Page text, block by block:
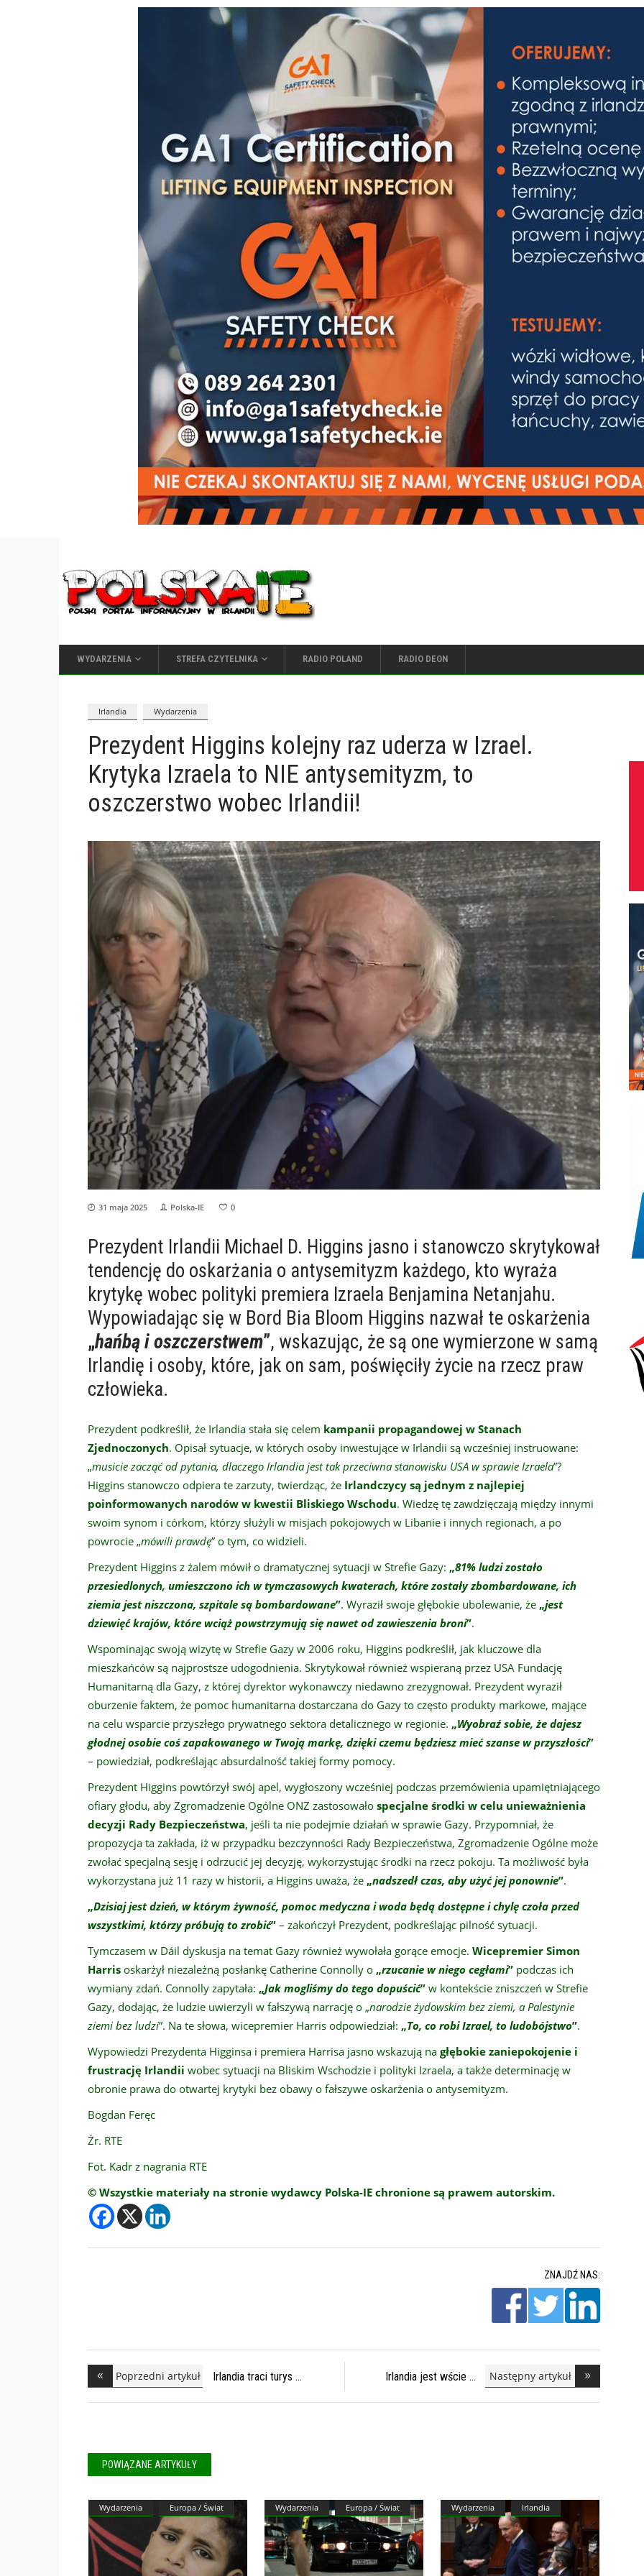
WYDARZENIA STREFA CZYTELNIKA RADIO POLAND RADIO DEON
Irlandia Wydarzenia
Prezydent Higgins kolejny raz uderza w Izrael.
Krytyka Izraela to NIE antysemityzm, to
oszczerstwo wobec Irlandii!
31 maja 2025 Polska-IE 0
Prezydent Irlandii Michael D. Higgins jasno i stanowczo skrytykował
tendencję do oskarżania o antysemityzm każdego, kto wyraża
krytykę wobec polityki premiera Izraela Benjamina Netanjahu.
Wypowiadając się w Bord Bia Bloom Higgins nazwał te oskarżenia
„hańbą i oszczerstwem”, wskazując, że są one wymierzone w samą
Irlandię i osoby, które, jak on sam, poświęciły życie na rzecz praw
człowieka.
Prezydent podkreślił, że Irlandia stała się celem kampanii propagandowej w Stanach
Zjednoczonych. Opisał sytuacje, w których osoby inwestujące w Irlandii są wcześniej instruowane:
„musicie zacząć od pytania, dlaczego Irlandia jest tak przeciwna stanowisku USA w sprawie Izraela”?
Higgins stanowczo odpiera te zarzuty, twierdząc, że Irlandczycy są jednym z najlepiej
poinformowanych narodów w kwestii Bliskiego Wschodu. Wiedzę tę zawdzięczają między innymi
swoim synom i córkom, którzy służyli w misjach pokojowych w Libanie i innych regionach, a po
powrocie „mówili prawdę” o tym, co widzieli.
Prezydent Higgins z żalem mówił o dramatycznej sytuacji w Strefie Gazy: „81% ludzi zostało
przesiedlonych, umieszczono ich w tymczasowych kwaterach, które zostały zbombardowane, ich
ziemia jest niszczona, szpitale są bombardowane”. Wyraził swoje głębokie ubolewanie, że „jest
dziewięć krajów, które wciąż powstrzymują się nawet od zawieszenia broni”.
Wspominając swoją wizytę w Strefie Gazy w 2006 roku, Higgins podkreślił, jak kluczowe dla
mieszkańców są najprostsze udogodnienia. Skrytykował również wspieraną przez USA Fundację
Humanitarną dla Gazy, z której dyrektor wykonawczy niedawno zrezygnował. Prezydent wyraził
oburzenie faktem, że pomoc humanitarna dostarczana do Gazy to często produkty markowe, mające
na celu wsparcie przyszłego prywatnego sektora detalicznego w regionie. „Wyobraź sobie, że dajesz
głodnej osobie coś zapakowanego w Twoją markę, dzięki czemu będziesz mieć szanse w przyszłości”
– powiedział, podkreślając absurdalność takiej formy pomocy.
Prezydent Higgins powtórzył swój apel, wygłoszony wcześniej podczas przemówienia upamiętniającego
ofiary głodu, aby Zgromadzenie Ogólne ONZ zastosowało specjalne środki w celu unieważnienia
decyzji Rady Bezpieczeństwa, jeśli ta nie podejmie działań w sprawie Gazy. Przypomniał, że
propozycja ta zakłada, iż w przypadku bezczynności Rady Bezpieczeństwa, Zgromadzenie Ogólne może
zwołać specjalną sesję i odrzucić jej decyzję, wykorzystując środki na rzecz pokoju. Ta możliwość była
wykorzystana już 11 razy w historii, a Higgins uważa, że „nadszedł czas, aby użyć jej ponownie”.
„Dzisiaj jest dzień, w którym żywność, pomoc medyczna i woda będą dostępne i chylę czoła przed
wszystkimi, którzy próbują to zrobić” – zakończył Prezydent, podkreślając pilność sytuacji.
Tymczasem w Dáil dyskusja na temat Gazy również wywołała gorące emocje. Wicepremier Simon
Harris oskarżył niezależną posłankę Catherine Connolly o „rzucanie w niego cegłami” podczas ich
wymiany zdań. Connolly zapytała: „Jak mogliśmy do tego dopuścić” w kontekście zniszczeń w Strefie
Gazy, dodając, że ludzie uwierzyli w fałszywą narrację o „narodzie żydowskim bez ziemi, a Palestynie
ziemi bez ludzi”. Na te słowa, wicepremier Harris odpowiedział: „To, co robi Izrael, to ludobójstwo”.
Wypowiedzi Prezydenta Higginsa i premiera Harrisa jasno wskazują na głębokie zaniepokojenie i
frustrację Irlandii wobec sytuacji na Bliskim Wschodzie i polityki Izraela, a także determinację w
obronie prawa do otwartej krytyki bez obawy o fałszywe oskarżenia o antysemityzm.
Bogdan Feręc
Źr. RTE
Fot. Kadr z nagrania RTE
© Wszystkie materiały na stronie wydawcy Polska-IE chronione są prawem autorskim.
ZNAJDŹ NAS:
Poprzedni artykuł Irlandia traci turys Irlandia jest wście Następny artykuł
POWIĄZANE ARTYKUŁY
Wydarzenia Europa / Świat Wydarzenia Europa / Świat Wydarzenia Irlandia